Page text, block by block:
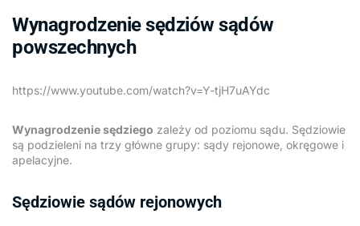
Wynagrodzenie sędziów sądów
powszechnych
https://www.youtube.com/watch?v=Y-tjH7uAYdc
Wynagrodzenie sędziego zależy od poziomu sądu. Sędziowie
są podzieleni na trzy główne grupy: sądy rejonowe, okręgowe i
apelacyjne.
Sędziowie sądów rejonowych